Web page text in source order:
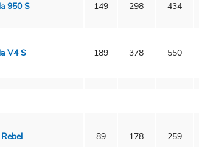
950 S 149 298 434
V4 S 189 378 550
89 178 259